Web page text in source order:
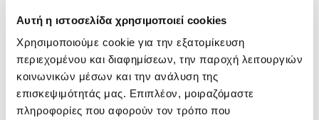
Αυτή η ιστοσελίδα χρησιμοποιεί cookies
Χρησιμοποιούμε cookie για την εξατομίκευση
περιεχομένου και διαφημίσεων, την παροχή λειτουργιών
κοινωνικών μέσων και την ανάλυση της
επισκεψιμότητάς μας. Επιπλέον, μοιραζόμαστε
πληροφορίες που αφορούν τον τρόπο που
πρόβλημα.
Νομική προστασία
Θραύση κρυστάλλων
Προσωπικό ατύχημα με κόστος μόλις 3€ / έτος!